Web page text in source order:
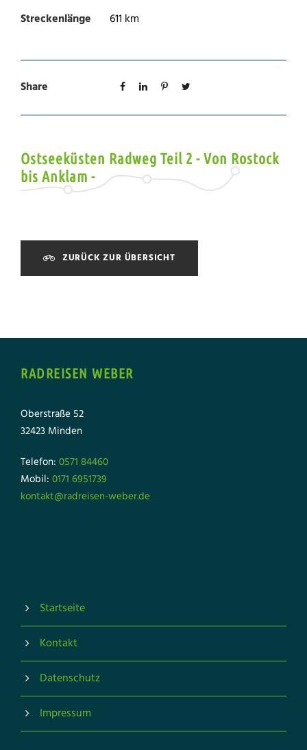
Streckenlänge
611 km
Share
Ostseeküsten Radweg Teil 2 - Von Rostock
bis Anklam -
ZURÜCK ZUR ÜBERSICHT
RADREISEN WEBER
Oberstraße 52
32423 Minden
Telefon: 0571 84460
Mobil: 0171 6951739
kontakt@radreisen-weber.de
Startseite
Kontakt
Datenschutz
Impressum